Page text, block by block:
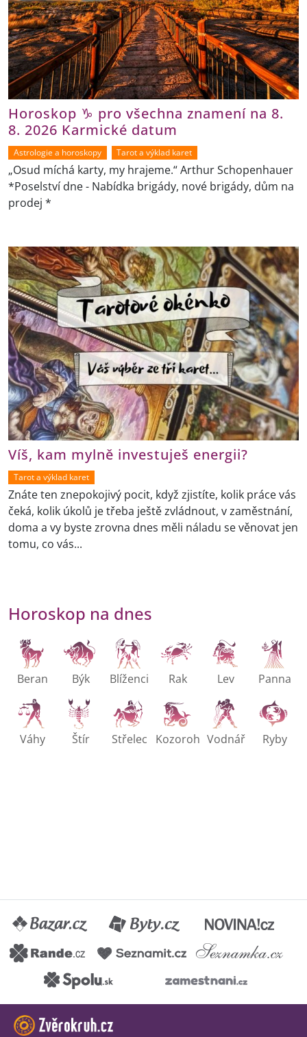
Horoskop ♑ pro všechna znamení na 8.
8. 2026 Karmické datum
Astrologie a horoskopy Tarot a výklad karet
„Osud míchá karty, my hrajeme.“ Arthur Schopenhauer
*Poselství dne - Nabídka brigády, nové brigády, dům na
prodej *
Víš, kam mylně investuješ energii?
Tarot a výklad karet
Znáte ten znepokojivý pocit, když zjistíte, kolik práce vás
čeká, kolik úkolů je třeba ještě zvládnout, v zaměstnání,
doma a vy byste zrovna dnes měli náladu se věnovat jen
tomu, co vás...
Horoskop na dnes
Beran Býk Blíženci Rak Lev Panna
Váhy Štír Střelec Kozoroh Vodnář Ryby